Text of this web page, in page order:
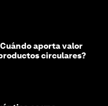
aporta valor
circulares?